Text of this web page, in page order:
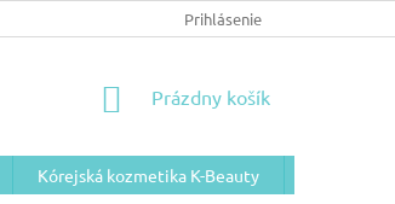
Prihlásenie
NÁKUPNÝ
Prázdny košík
Kórejská kozmetika K-Beauty